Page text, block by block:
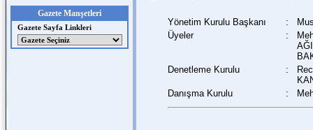
Gazete Manşetleri
Gazete Sayfa Linkleri Yönetim Kurulu Başkanı :
Üyeler
:
Denetleme Kurulu
:
Danışma Kurulu
: